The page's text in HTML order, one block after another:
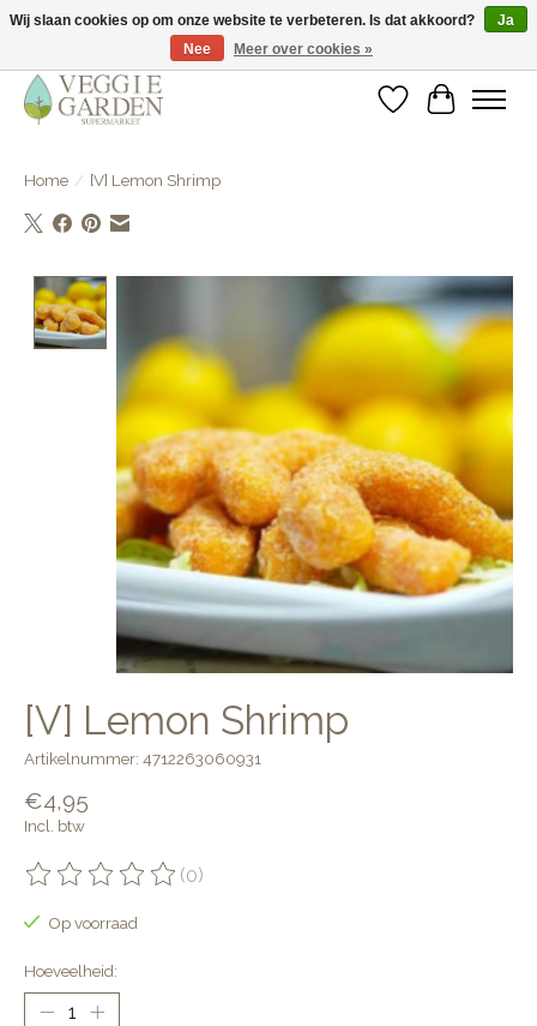
vegan & veggie products | free store pick-up
Verlanglijst
Home / [V] Lemon Shrimp
[V] Lemon Shrimp
Artikelnummer: 4712263060931
€4,95
Incl. btw
De beoordeling van dit product is
(0)
Op voorraad
Hoeveelheid:
Wij slaan cookies op om onze website te verbeteren. Is dat akkoord?
Ja
Nee
Meer over cookies »